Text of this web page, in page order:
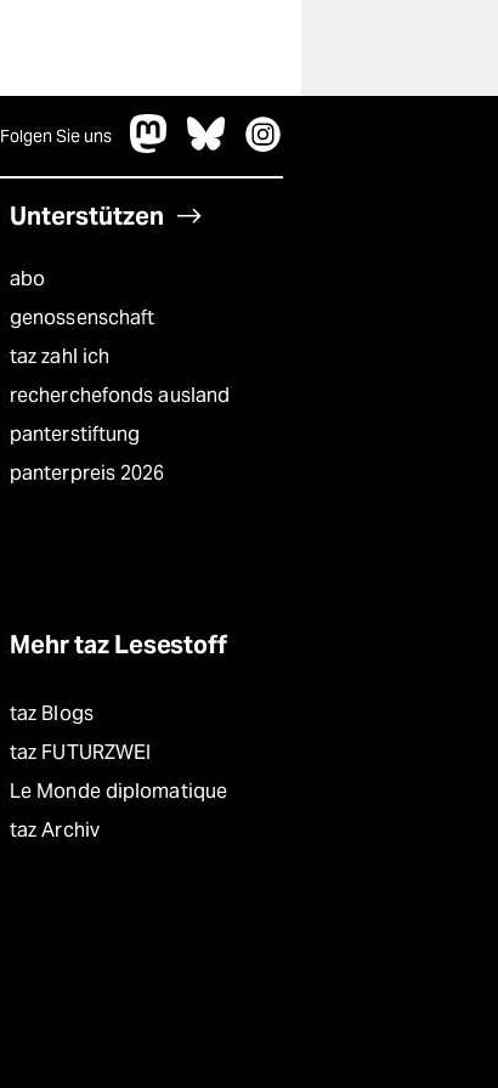
Folgen Sie uns
Unterstützen
abo
genossenschaft
taz zahl ich
recherchefonds ausland
panterstiftung
panterpreis 2026
Mehr taz Lesestoff
taz Blogs
taz FUTURZWEI
Le Monde diplomatique
taz Archiv